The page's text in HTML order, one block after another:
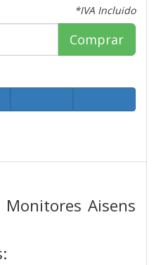
*IVA Incluido
Comprar
Aisens